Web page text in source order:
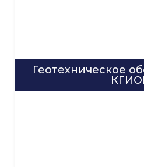
Геотехническое